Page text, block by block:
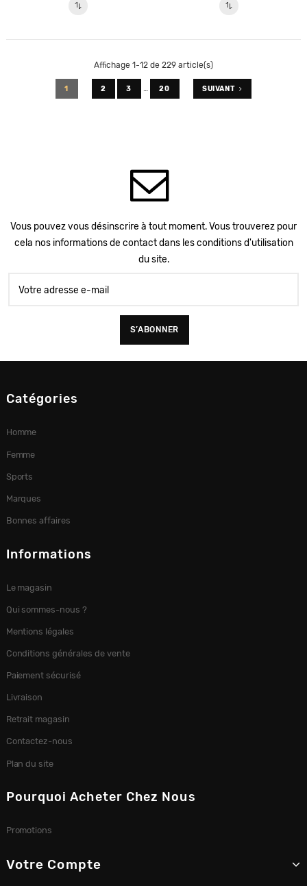
Affichage 1-12 de 229 article(s)
1 2 3 20 SUIVANT
Vous pouvez vous désinscrire à tout moment. Vous trouverez pour
cela nos informations de contact dans les conditions d'utilisation
du site.
Catégories
Homme
Femme
Sports
Marques
Bonnes affaires
Informations
Le magasin
Qui sommes-nous ?
Mentions légales
Conditions générales de vente
Paiement sécurisé
Livraison
Retrait magasin
Contactez-nous
Plan du site
Pourquoi Acheter Chez Nous
Promotions
Votre Compte